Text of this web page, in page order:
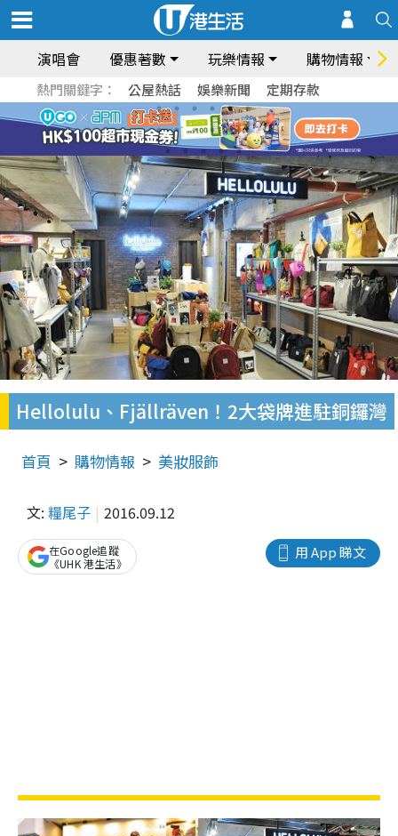
演唱會 優惠著數 玩樂情報 購物情報
熱門關鍵字： 公屋熱話 娛樂新聞 定期存款
Hellolulu、Fjällräven！2大袋牌進駐銅鑼灣
首頁 購物情報 美妝服飾
文: 糧尾子 2016.09.12
用 App 睇文
在Google追蹤
《UHK 港生活》